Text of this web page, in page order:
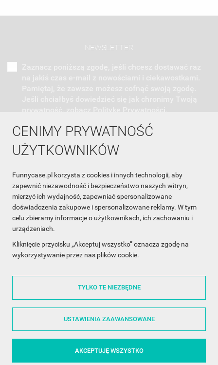
CENIMY PRYWATNOŚĆ
UŻYTKOWNIKÓW
Funnycase.pl korzysta z cookies i innych technologii, aby
zapewnić niezawodność i bezpieczeństwo naszych witryn,
mierzyć ich wydajność, zapewniać spersonalizowane
doświadczenia zakupowe i spersonalizowane reklamy. W tym
celu zbieramy informacje o użytkownikach, ich zachowaniu i
urządzeniach.
Kliknięcie przycisku „Akceptuj wszystko” oznacza zgodę na
wykorzystywanie przez nas plików cookie.
TYLKO TE NIEZBĘDNE
USTAWIENIA ZAAWANSOWANE
AKCEPTUJĘ WSZYSTKO
NEWSLETTER
INFORMACJA O SKLEPIE
INFORMACJE
OBSŁUGA KLIENTA
WSPÓŁPRACA
ŚLEDŹ NAS NA FACEBOOKU
Made with❤in Poland